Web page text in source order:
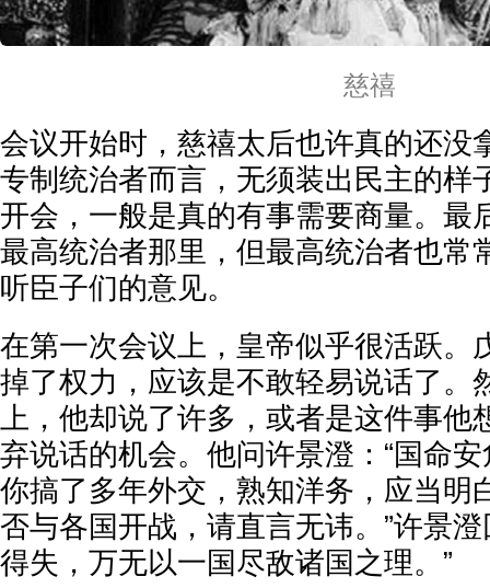
慈禧
会议开始时，慈禧太后也许真的还没
专制统治者而言，无须装出民主的样
开会，一般是真的有事需要商量。最
最高统治者那里，但最高统治者也常
听臣子们的意见。
在第一次会议上，皇帝似乎很活跃。
掉了权力，应该是不敢轻易说话了。
上，他却说了许多，或者是这件事他
弃说话的机会。他问许景澄：“国命
你搞了多年外交，熟知洋务，应当明
否与各国开战，请直言无讳。”许景
得失，万无以一国尽敌诸国之理。”